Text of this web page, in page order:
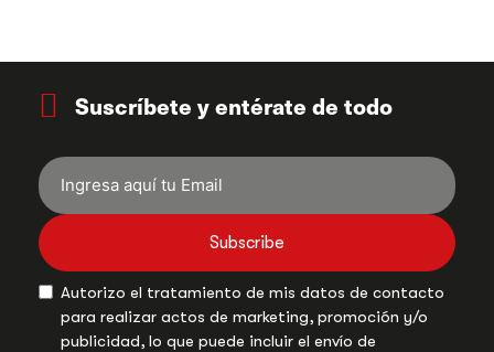
Suscríbete y entérate de todo
Subscribe
Autorizo el tratamiento de mis datos de contacto
para realizar actos de marketing, promoción y/o
publicidad, lo que puede incluir el envío de